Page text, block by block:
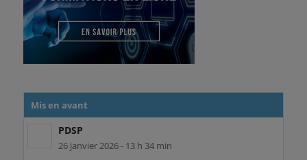
Mis en avant
PDSP
26 janvier 2026 - 13 h 34 min